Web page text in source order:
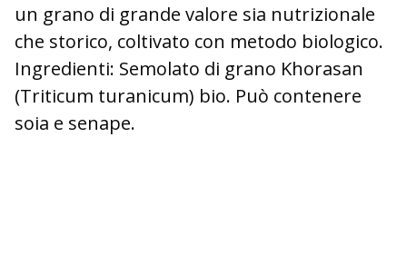
un grano di grande valore sia nutrizionale
che storico, coltivato con metodo biologico.
Ingredienti: Semolato di grano Khorasan
(Triticum turanicum) bio. Può contenere
soia e senape.